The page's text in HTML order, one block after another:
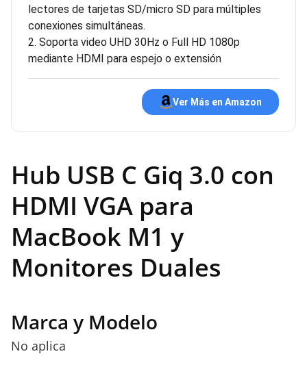
lectores de tarjetas SD/micro SD para múltiples
conexiones simultáneas.
2. Soporta video UHD 30Hz o Full HD 1080p
mediante HDMI para espejo o extensión
Ver Más en Amazon
Hub USB C Giq 3.0 con
HDMI VGA para
MacBook M1 y
Monitores Duales
Marca y Modelo
No aplica